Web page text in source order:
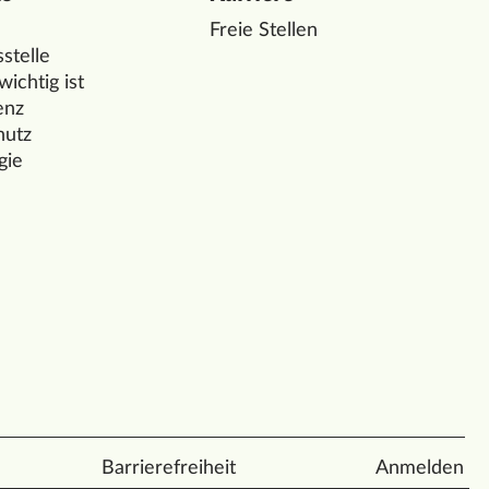
ist
Freie Stellen
Barrierefreiheit Anmelden